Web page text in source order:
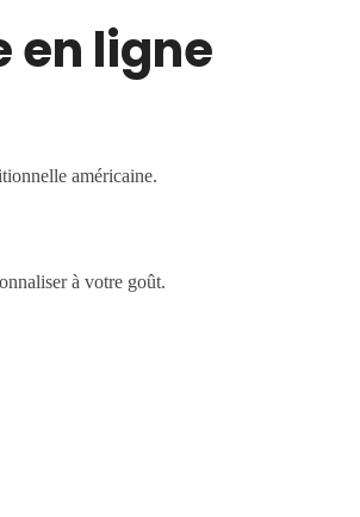
en ligne
américaine.
à votre goût.